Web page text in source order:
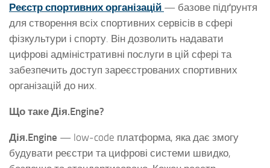
Реєстр спортивних організацій — базове підґрунтя
для створення всіх спортивних сервісів в сфері
фізкультури і спорту. Він дозволить надавати
цифрові адміністративні послуги в цій сфері та
забезпечить доступ зареєстрованих спортивних
організацій до них.
Що таке Дія.Engine?
Дія.Engine — low-code платформа, яка дає змогу
будувати реєстри та цифрові системи швидко,